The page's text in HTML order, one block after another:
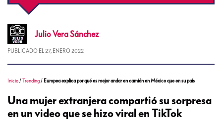
JulioVera Sánchez
PUBLICADO EL 27, ENERO 2022
Inicio /Trending / Europea explica por qué es mejor andar en camión en México que en su país
Una mujer extranjera compartió su sorpresa
en un video que se hizo viral en TikTok